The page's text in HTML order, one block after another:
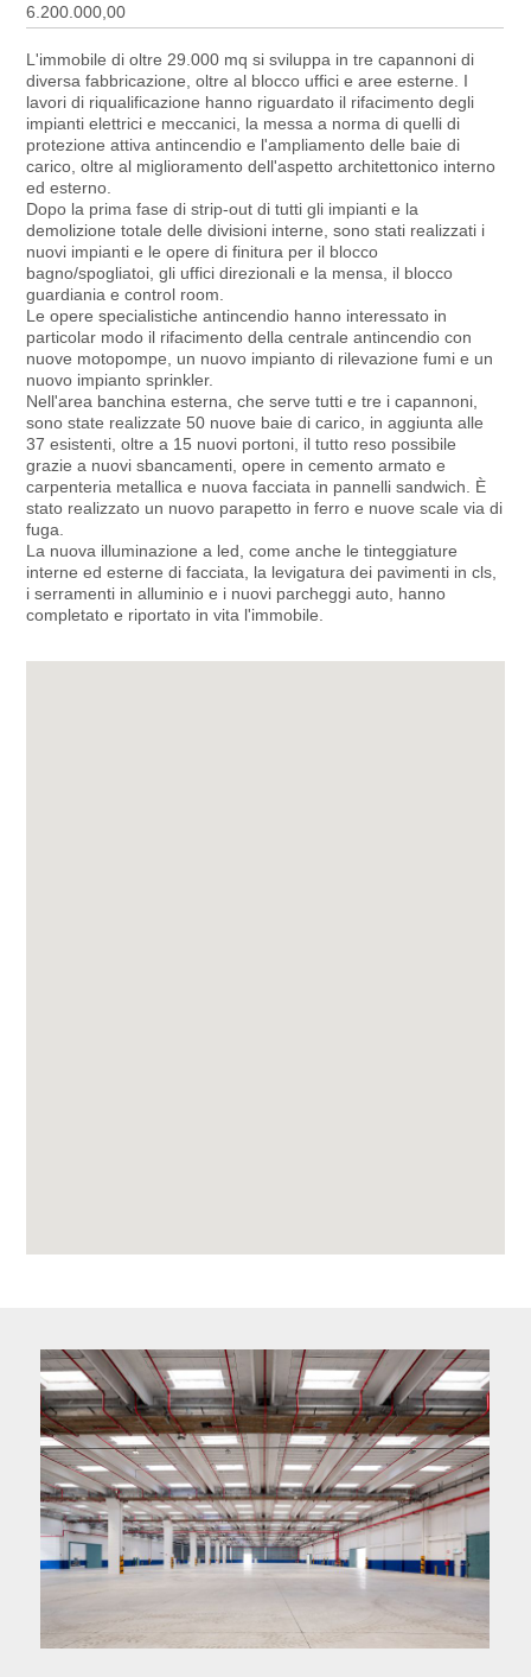
6.200.000,00
L'immobile di oltre 29.000 mq si sviluppa in tre capannoni di
diversa fabbricazione, oltre al blocco uffici e aree esterne. I
lavori di riqualificazione hanno riguardato il rifacimento degli
impianti elettrici e meccanici, la messa a norma di quelli di
protezione attiva antincendio e l'ampliamento delle baie di
carico, oltre al miglioramento dell'aspetto architettonico interno
ed esterno.
Dopo la prima fase di strip-out di tutti gli impianti e la
demolizione totale delle divisioni interne, sono stati realizzati i
nuovi impianti e le opere di finitura per il blocco
bagno/spogliatoi, gli uffici direzionali e la mensa, il blocco
guardiania e control room.
Le opere specialistiche antincendio hanno interessato in
particolar modo il rifacimento della centrale antincendio con
nuove motopompe, un nuovo impianto di rilevazione fumi e un
nuovo impianto sprinkler.
Nell'area banchina esterna, che serve tutti e tre i capannoni,
sono state realizzate 50 nuove baie di carico, in aggiunta alle
37 esistenti, oltre a 15 nuovi portoni, il tutto reso possibile
grazie a nuovi sbancamenti, opere in cemento armato e
carpenteria metallica e nuova facciata in pannelli sandwich. È
stato realizzato un nuovo parapetto in ferro e nuove scale via di
fuga.
La nuova illuminazione a led, come anche le tinteggiature
interne ed esterne di facciata, la levigatura dei pavimenti in cls,
i serramenti in alluminio e i nuovi parcheggi auto, hanno
completato e riportato in vita l'immobile.